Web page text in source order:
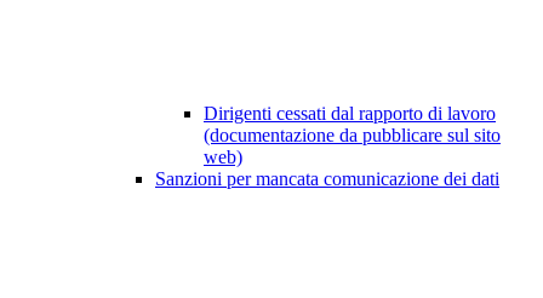
Dirigenti cessati dal rapporto di lavoro
(documentazione da pubblicare sul sito
web)
Sanzioni per mancata comunicazione dei dati